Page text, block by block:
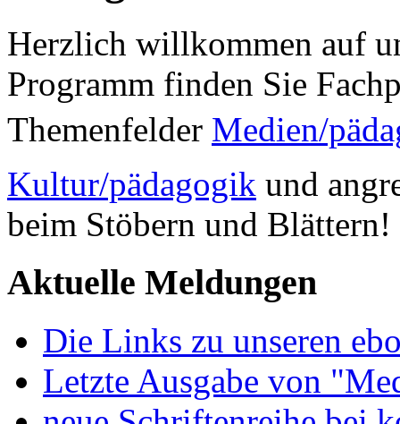
Herzlich willkommen auf
Programm finden Sie
Themenfelder Medien/
Kultur/pädagogik und
beim Stöbern und Blättern!
Aktuelle Meldungen
Die Links zu unseren
Letzte Ausgabe von